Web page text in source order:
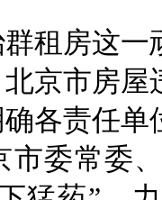
房这一
市房屋
各责任
委常委、